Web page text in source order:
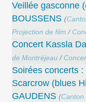
Veillée gasconne
BOUSSENS (
Projection de film /
Concert Kassla
de Montréjeau/
Soirées concerts
Scarcrow (blues
GAUDENS (Canton